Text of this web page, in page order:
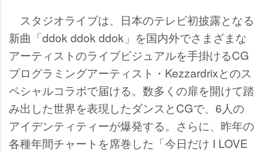
スタジオライブは、日本のテレビ初披露となる
新曲「ddok ddok ddok」を国内外でさまざまな
アーティストのライブビジュアルを手掛けるCG
プログラミングアーティスト・Kezzardrixとのス
ペシャルコラボで届ける。数多くの扉を開けて踏
み出した世界を表現したダンスとCGで、6人の
アイデンティティーが爆発する。さらに、昨年の
各種年間チャートを席巻した「今日だけ I LOVE